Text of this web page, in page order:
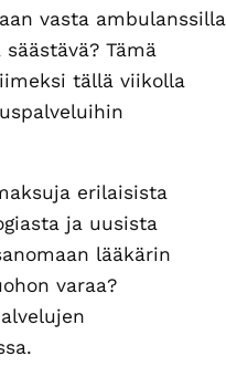
vasta ambulanssilla
Tämä
tällä viikolla
erilaisista
ja uusista
lääkärin
varaa?